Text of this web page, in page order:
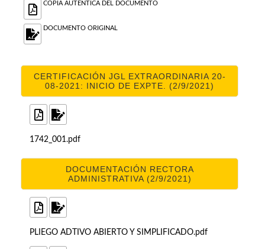
COPIA AUTENTICA DEL DOCUMENTO
DOCUMENTO ORIGINAL
CERTIFICACIÓN JGL EXTRAORDINARIA 20-
08-2021: INICIO DE EXPTE. (2/9/2021)
1742_001.pdf
DOCUMENTACIÓN RECTORA
ADMINISTRATIVA (2/9/2021)
PLIEGO ADTIVO ABIERTO Y SIMPLIFICADO.pdf